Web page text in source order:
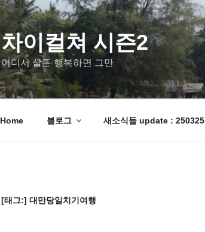
차이컬쳐 시즌2
어디서 살든 행복하면 그만
Home 블로그 새소식들 update : 250325
[태그:] 대만당일치기여행